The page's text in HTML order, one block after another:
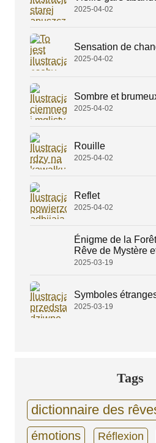
2025-04-02
Sensation de
2025-04-02
Sombre et
2025-04-02
Rouille
2025-04-02
Reflet
2025-04-02
Énigme de la
Rêve de Mystère
2025-03-19
Symboles
2025-03-19
Tags
dictionnaire des
émotions Réflexion